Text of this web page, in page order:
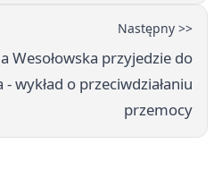
Następny >>
Wesołowska przyjedzie do
wykład o przeciwdziałaniu
przemocy